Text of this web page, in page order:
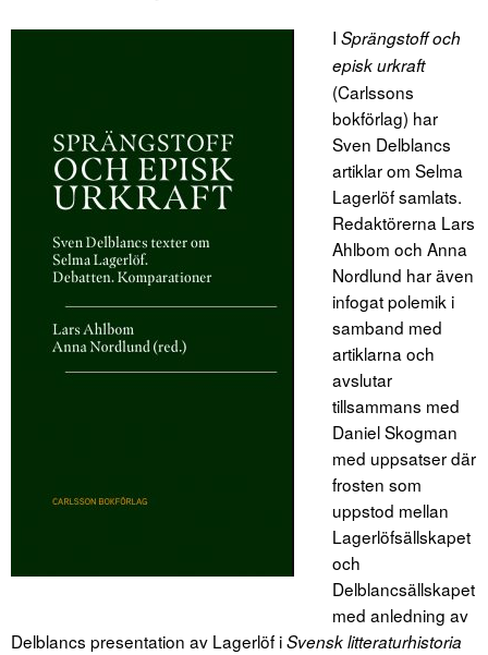
I Sprängstoff och
episk urkraft
(Carlssons
bokförlag) har
Sven Delblancs
artiklar om Selma
Lagerlöf samlats.
Redaktörerna Lars
Ahlbom och Anna
Nordlund har även
infogat polemik i
samband med
artiklarna och
avslutar
tillsammans med
Daniel Skogman
med uppsatser där
frosten som
uppstod mellan
Lagerlöfsällskapet
och
Delblancsällskapet
med anledning av
Delblancs presentation av Lagerlöf iSvensk litteraturhistoria